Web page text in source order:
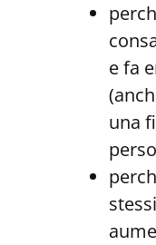
e fa
una